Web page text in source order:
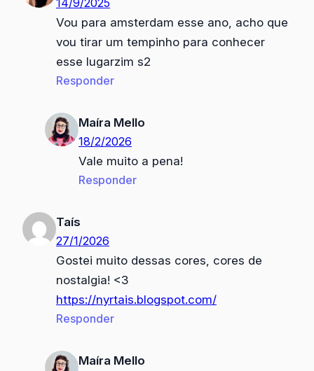
Vou para amsterdam esse ano, acho que
vou tirar um tempinho para conhecer
esse lugarzim s2
Responder
Maíra Mello
18/2/2026
Vale muito a pena!
Responder
Taís
27/1/2026
Gostei muito dessas cores, cores de
nostalgia! <3
https://nyrtais.blogspot.com/
Responder
Maíra Mello